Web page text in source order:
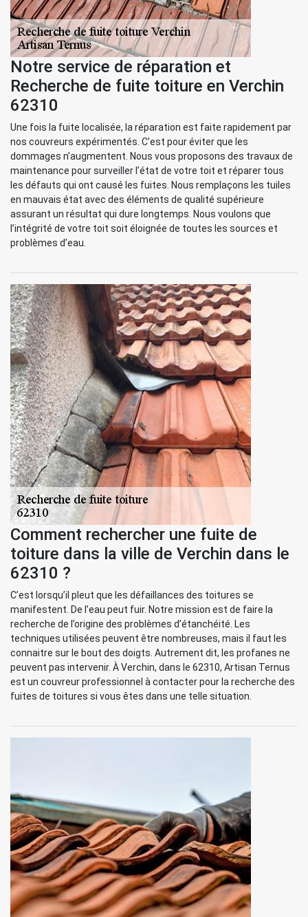
Notre service de réparation et
Recherche de fuite toiture en Verchin
62310
Une fois la fuite localisée, la réparation est faite rapidement par
nos couvreurs expérimentés. C’est pour éviter que les
dommages n’augmentent. Nous vous proposons des travaux de
maintenance pour surveiller l’état de votre toit et réparer tous
les défauts qui ont causé les fuites. Nous remplaçons les tuiles
en mauvais état avec des éléments de qualité supérieure
assurant un résultat qui dure longtemps. Nous voulons que
l’intégrité de votre toit soit éloignée de toutes les sources et
problèmes d’eau.
Comment rechercher une fuite de
toiture dans la ville de Verchin dans le
62310 ?
C’est lorsqu’il pleut que les défaillances des toitures se
manifestent. De l’eau peut fuir. Notre mission est de faire la
recherche de l’origine des problèmes d’étanchéité. Les
techniques utilisées peuvent être nombreuses, mais il faut les
connaitre sur le bout des doigts. Autrement dit, les profanes ne
peuvent pas intervenir. À Verchin, dans le 62310, Artisan Ternus
est un couvreur professionnel à contacter pour la recherche des
fuites de toitures si vous êtes dans une telle situation.